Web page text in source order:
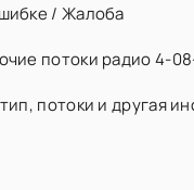
/ Жалоба
потоки радио 4-
потоки и другая